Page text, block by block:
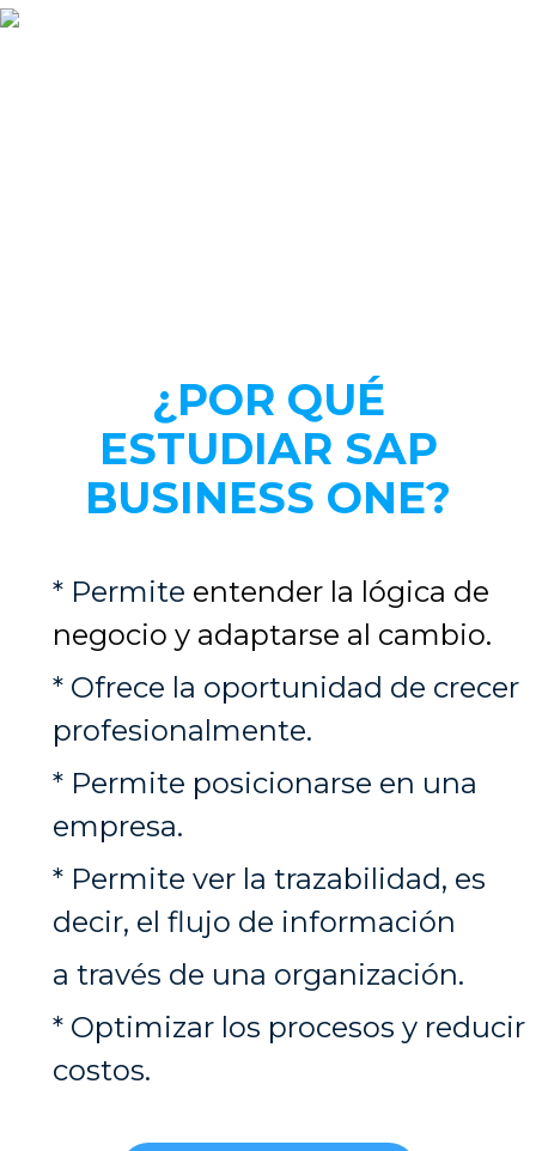
¿POR QUÉ
ESTUDIAR SAP
BUSINESS ONE?
* Permite entender la lógica de
negocio y adaptarse al cambio.
* Ofrece la oportunidad de crecer
profesionalmente.
* Permite posicionarse en una
empresa.
* Permite ver la trazabilidad, es
decir, el flujo de información
a través de una organización.
* Optimizar los procesos y reducir
costos.